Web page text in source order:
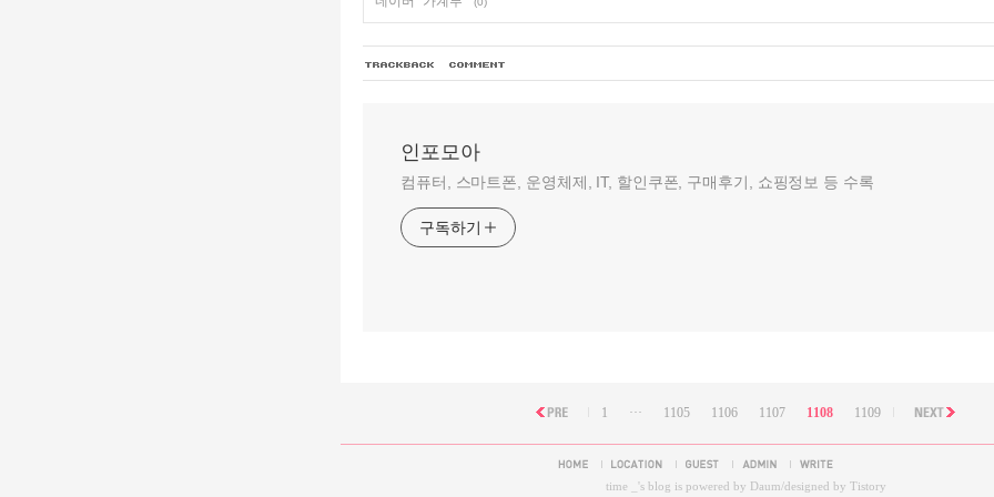
인포모아
컴퓨터, 스마트폰, 운영체제, IT, 할인쿠폰, 구매후기, 쇼핑정보 등 수록
구독하기
1 ··· 1105 1106 1107 1108 1109
time _ 's blog is powered by Daum/designed by Tistory